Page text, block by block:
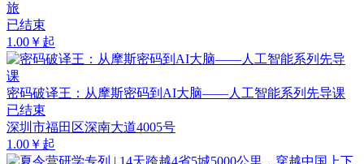
旅
已结束
1.00￥起
密码破译王：从摩斯密码到AI大脑——人工智能系列先导课
已结束
深圳市福田区深南大道4005号
1.00￥起